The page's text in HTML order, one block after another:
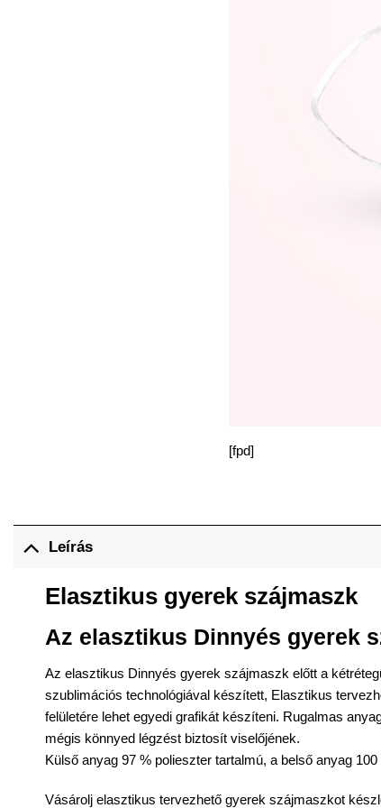
[fpd]
Leírás
Elasztikus gyerek szájmaszk
Az elasztikus Dinnyés gyerek
Az elasztikus Dinnyésgyerek szájmaszk előtt a
szublimációs technológiával készített, Elasztikus
felületére lehet egyedi grafikát készíteni. Rugalmas
mégis könnyed légzést biztosít viselőjének.
Külső anyag 97 % polieszter tartalmú, a belső anyag 100
Vásárolj elasztikus tervezhetőgyerek szájmaszkot